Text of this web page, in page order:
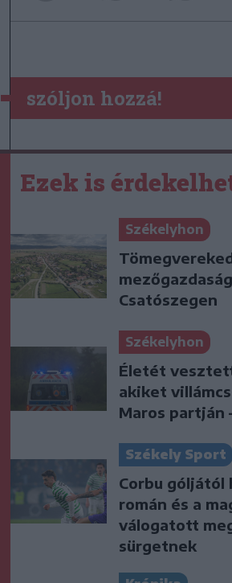
szóljon hozzá!
Ezek is
Székelyhon
Csatószegen
Székelyhon
Életét
akiket
Maros partján
Székely Sport
Corbu góljától
román és a
válogatott
sürgetnek